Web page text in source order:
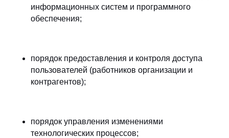
информационных систем и программного
обеспечения;
порядок предоставления и контроля доступа
пользователей (работников организации и
контрагентов);
порядок управления изменениями
технологических процессов;